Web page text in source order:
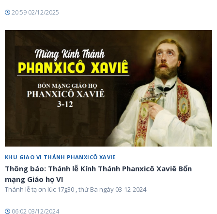
20:59 02/12/2025
KHU GIAO VI THÁNH PHANXICÔ XAVIE
Thông báo: Thánh lễ Kính Thánh Phanxicô Xaviê Bổn
mạng Giáo họ VI
Thánh lễ tạ ơn lúc 17g30 , thứ Ba ngày 03-12-2024
06:02 03/12/2024